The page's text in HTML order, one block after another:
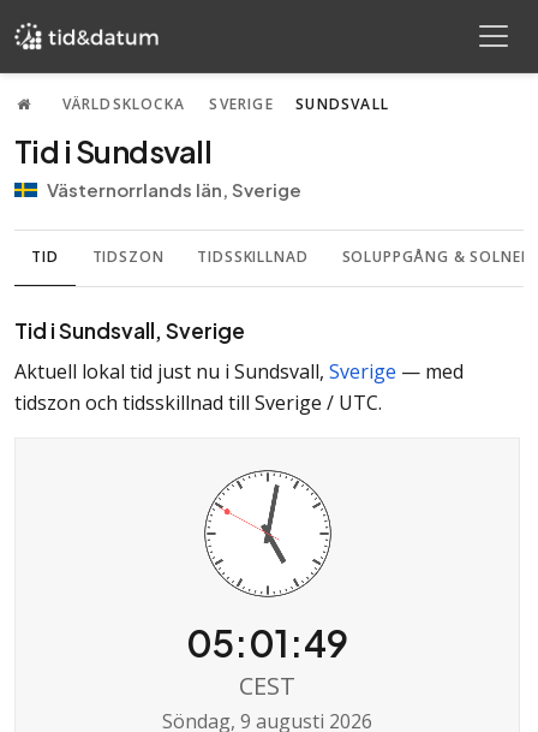
VÄRLDSKLOCKA SVERIGE SUNDSVALL
Tid i Sundsvall
Västernorrlands län, Sverige
TID TIDSZON TIDSSKILLNAD SOLUPPGÅNG &
Tid i Sundsvall, Sverige
Aktuell lokal tid just nu i Sundsvall, Sverige — med
tidszon och tidsskillnad till Sverige / UTC.
05:01:49
CEST
Söndag, 9 augusti 2026